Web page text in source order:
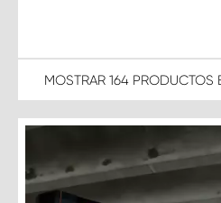
MOSTRAR 164 PRODUCTOS